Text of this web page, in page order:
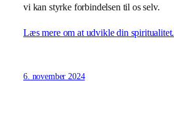
vi kan styrke forbindelsen til os selv.
Læs mere om at udvikle din spiritualitet.
6. november 2024